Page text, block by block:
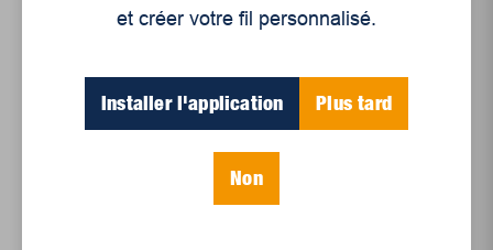
succès, l’idée que le blasphème devrait être
le devoir de blasphémer, ce qui signifie
ramener à leur humaine proportion des systèmes
et créer votre fil personnalisé.
Installer l'application Plus tard
Non